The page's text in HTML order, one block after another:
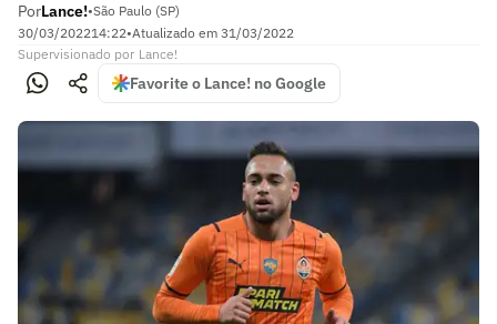
PorLance!•São Paulo (SP)
30/03/202214:22•Atualizado em 31/03/2022
Supervisionado por Lance!
Favorite o Lance! no Google